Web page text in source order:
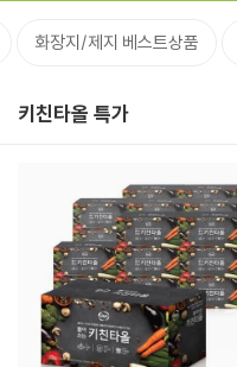
화장지/제지 베스트상품
키친타올 특가